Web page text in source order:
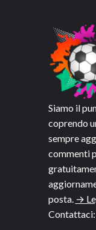
Siamo il
coprendo
sempre
commenti
posta. →
Contattaci: